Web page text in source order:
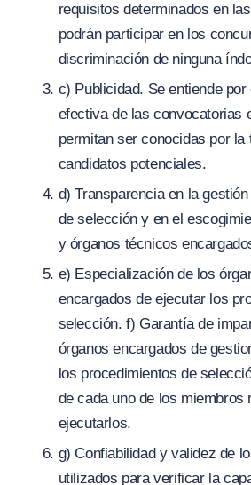
requisitos determinados en
podrán participar en los
discriminación de ninguna
c) Publicidad. Se entiende
efectiva de las convocatorias
permitan ser conocidas por la
candidatos potenciales.
d) Transparencia en la
de selección y en el
y órganos técnicos
e) Especialización de los
encargados de ejecutar los
selección. f) Garantía de
órganos encargados de
los procedimientos de
de cada uno de los miembros
ejecutarlos.
g) Confiabilidad y validez de
utilizados para verificar la